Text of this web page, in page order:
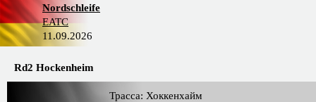
Nordschleife
EATC
11.09.2026
Rd2 Hockenheim
Трасса: Хоккенхайм